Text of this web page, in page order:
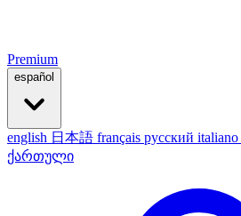
Premium
español
english 日本語 français русский italiano
ქართული